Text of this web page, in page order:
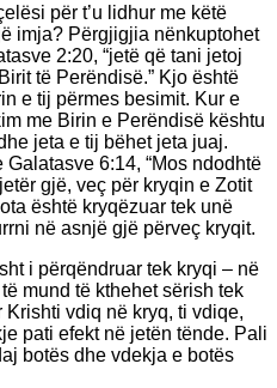
për t’u lidhur me këtë
imja? Përgjigjia nënkuptohet
2:20, “jetë që tani jetoj
të Perëndisë.” Kjo është
e tij përmes besimit. Kur e
me Birin e Perëndisë kështu
jeta e tij bëhet jeta juaj.
6:14, “Mos ndodhtë
gjë, veç për kryqin e Zotit
është kryqëzuar tek unë
në asnjë gjë përveç kryqit.
i përqëndruar tek kryqi – në
mund të kthehet sërish tek
vdiq në kryq, ti vdiqe,
pati efekt në jetën tënde. Pali
botës dhe vdekja e botës